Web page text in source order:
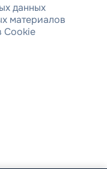
данных
материалов
Cookie